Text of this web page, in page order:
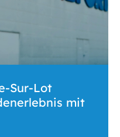
Sur-Lot
mit